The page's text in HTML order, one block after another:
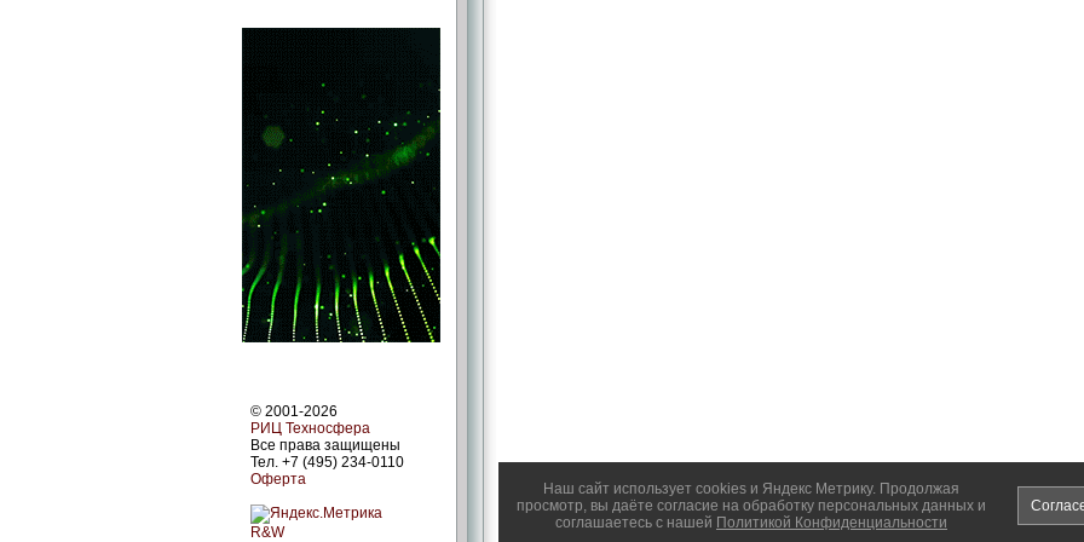
Наш сайт использует cookies и Яндекс Метрику. Продолжая
просмотр, вы даёте согласие на обработку персональных данных и
соглашаетесь с нашей Политикой Конфиденциальности
© 2001-2026
РИЦ Техносфера
Все права защищены
Тел. +7 (495) 234-0110
Оферта
R&W